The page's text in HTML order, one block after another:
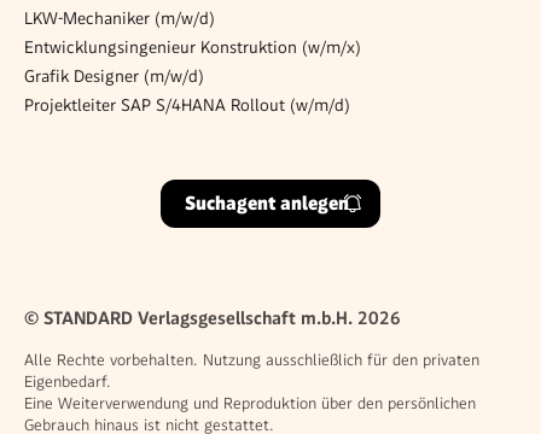
LKW-Mechaniker (m/w/d)
Entwicklungsingenieur Konstruktion (w/m/x)
Grafik Designer (m/w/d)
Projektleiter SAP S/4HANA Rollout (w/m/d)
Suchagent anlegen
© STANDARD Verlagsgesellschaft m.b.H. 2026
Alle Rechte vorbehalten. Nutzung ausschließlich für den privaten
Eigenbedarf.
Eine Weiterverwendung und Reproduktion über den persönlichen
Gebrauch hinaus ist nicht gestattet.